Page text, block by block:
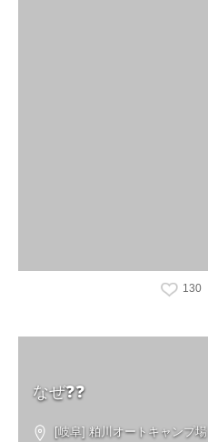
130
なぜ❓❓
[岐阜] 粕川オートキャンプ場